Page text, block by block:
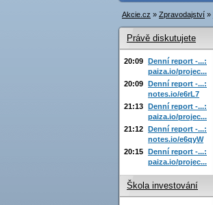
Akcie.cz » Zpravodajství »
Právě diskutujete
20:09 Denní report -...:
paiza.io/projec...
20:09 Denní report -...:
notes.io/e6rL7
21:13 Denní report -...:
paiza.io/projec...
21:12 Denní report -...:
notes.io/e6qyW
20:15 Denní report -...:
paiza.io/projec...
Škola investování